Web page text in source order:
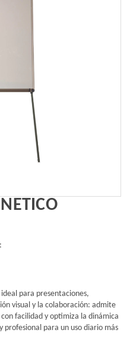
:
para presentaciones,
visual y la colaboración: admite
facilidad y optimiza la dinámica
para un uso diario más